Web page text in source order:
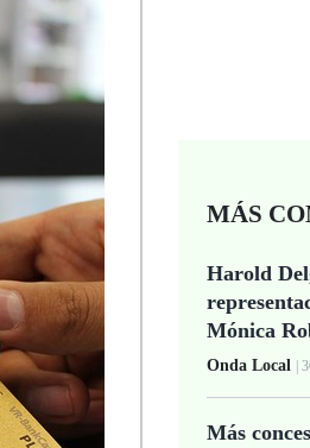
MÁS
Harold
Mónica
Onda Local |
Más